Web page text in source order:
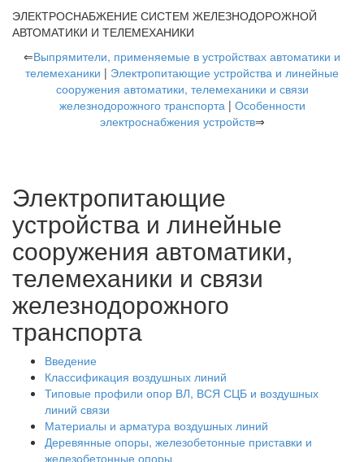
ЭЛЕКТРОСНАБЖЕНИЕ СИСТЕМ ЖЕЛЕЗНОДОРОЖНОЙ
АВТОМАТИКИ И ТЕЛЕМЕХАНИКИ
⇐Выпрямители, применяемые в устройствах автоматики и
телемеханики | Электропитающие устройства и линейные
сооружения автоматики, телемеханики и связи
железнодорожного транспорта| Особенности
электроснабжения устройств⇒
Электропитающие
устройства и линейные
сооружения автоматики,
телемеханики и связи
железнодорожного
транспорта
Введение
Классификация воздушных линий
Типовые профили опор ВЛ, ВСЯ СЦБ и воздушных
линий связи
Материалы и арматура воздушных линий
Деревянные опоры, железобетонные приставки и
железобетонные опоры